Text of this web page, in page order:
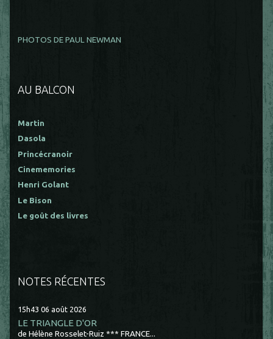
PHOTOS DE PAUL NEWMAN
AU BALCON
Martin
Dasola
Princécranoir
Cinememories
Henri Golant
Le Bison
Le goût des livres
NOTES RÉCENTES
15h43 06 août 2026
LE TRIANGLE D'OR
de Hélène Rosselet-Ruiz *** FRANCE...